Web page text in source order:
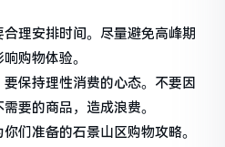
理安排时间。尽量避免高峰期
购物体验。
保持理性消费的心态。不要因
要的商品，造成浪费。
们准备的石景山区购物攻略。